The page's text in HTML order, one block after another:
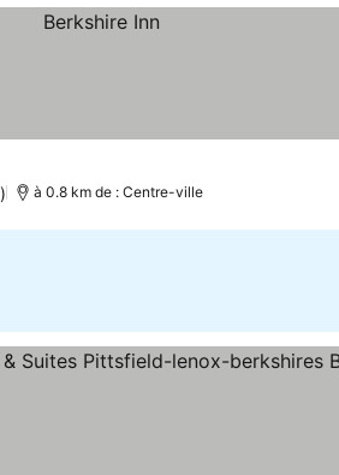
à 0.8 km de : Centre-ville